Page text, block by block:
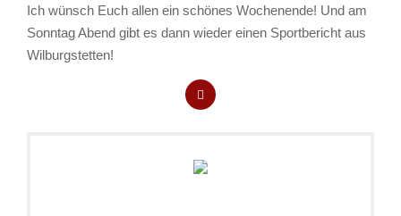
Ich wünsch Euch allen ein schönes Wochenende! Und am
Sonntag Abend gibt es dann wieder einen Sportbericht aus
Wilburgstetten!